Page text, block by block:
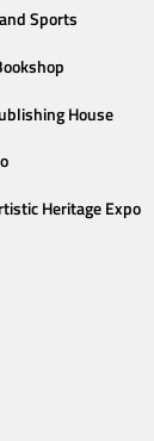
Sports
House
Heritage Expo